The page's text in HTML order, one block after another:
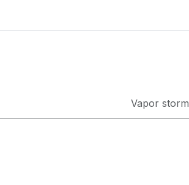
Vapor storm